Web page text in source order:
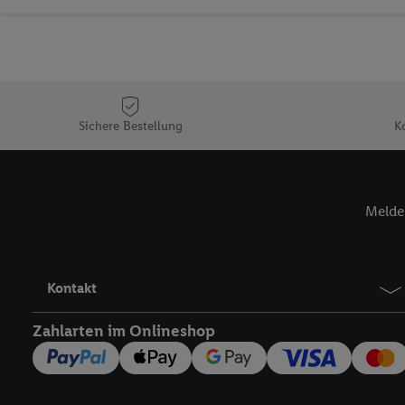
Sichere Bestellung
Kontakt
Zahlarten im Onlineshop
Sofern Sie hier Ihre
Plus-Konto einloggen,
zu erstellen (die
können, um Sie in
Hierzu wird von uns
Zudem erlauben Sie
den Lidl-Diensten
Wenn das der Fall ist,
Kundenkonto-
Insbesondere können
Nutzung der Utiq-
widerrufen - jederzeit
Telekommunikations-